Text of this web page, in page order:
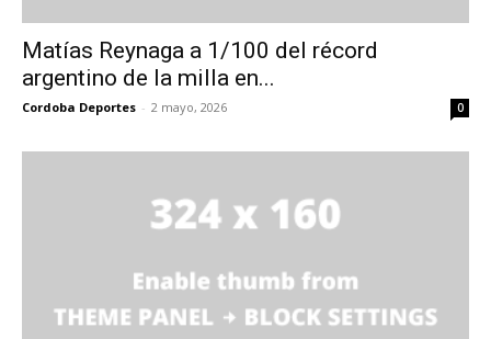
Matías Reynaga a 1/100 del récord
argentino de la milla en...
Cordoba Deportes - 2 mayo, 2026 0